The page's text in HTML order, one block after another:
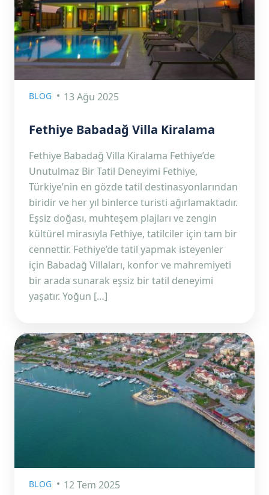
BLOG 13 Ağu 2025
Fethiye Babadağ Villa Kiralama
Fethiye Babadağ Villa Kiralama Fethiye’de
Unutulmaz Bir Tatil Deneyimi Fethiye,
Türkiye’nin en gözde tatil destinasyonlarından
biridir ve her yıl binlerce turisti ağırlamaktadır.
Eşsiz doğası, muhteşem plajları ve zengin
kültürel mirasıyla Fethiye, tatilciler için tam bir
cennettir. Fethiye’de tatil yapmak isteyenler
için Babadağ Villaları, konfor ve mahremiyeti
bir arada sunarak eşsiz bir tatil deneyimi
yaşatır. Yoğun […]
BLOG 12 Tem 2025